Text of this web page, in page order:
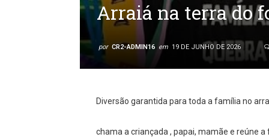
Arraiá na terra do
por CR2-ADMIN16 em 19 DE JUNHO DE 2026
Diversão garantida para toda a família no
chama a criançada , papai, mamãe e reúne